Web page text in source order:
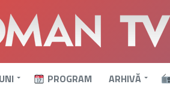
PROGRAM ARHIVĂ